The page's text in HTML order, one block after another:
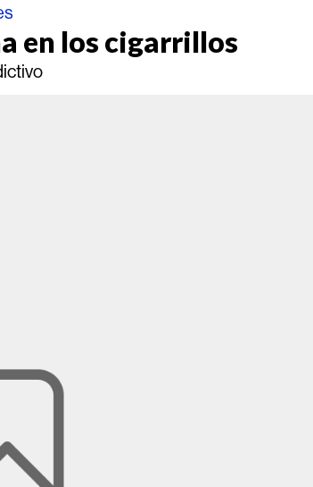
en los cigarrillos